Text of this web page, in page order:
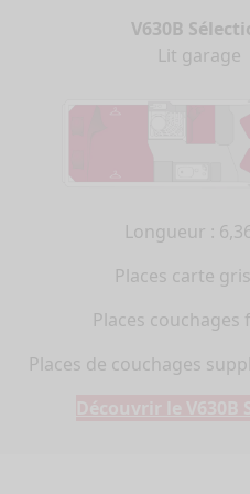
Camping-
Configurez votre
parfaitement adapté à
et à vos envies de
V630B
Lit garage
Longueur :
Places carte
Places couchages
Places de couchages